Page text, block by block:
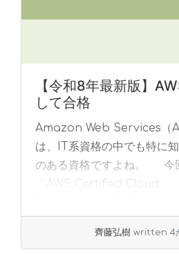
【令和8年最新版】
して合格
Amazon Web Services（
は、IT系資格の中でも特に
のある資格ですよね。 今
「AWS Certified Cloud
齊藤弘樹 written 4